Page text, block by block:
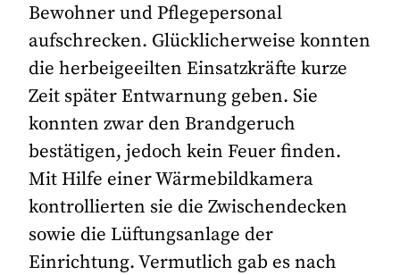
Bewohner und Pflegepersonal
aufschrecken. Glücklicherweise konnten
die herbeigeeilten Einsatzkräfte kurze
Zeit später Entwarnung geben. Sie
konnten zwar den Brandgeruch
bestätigen, jedoch kein Feuer finden.
Mit Hilfe einer Wärmebildkamera
kontrollierten sie die Zwischendecken
sowie die Lüftungsanlage der
Einrichtung. Vermutlich gab es nach